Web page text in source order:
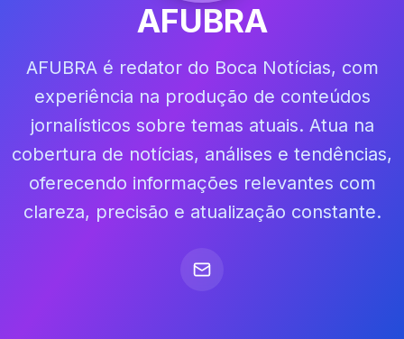
AFUBRA
AFUBRA é redator do Boca Notícias, com
experiência na produção de conteúdos
jornalísticos sobre temas atuais. Atua na
cobertura de notícias, análises e tendências,
oferecendo informações relevantes com
clareza, precisão e atualização constante.